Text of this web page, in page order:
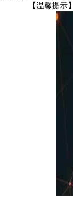
【温馨提示